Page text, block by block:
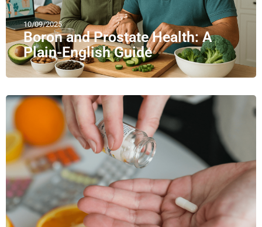
10/09/2025
Boron and Prostate Health: A
Plain-English Guide